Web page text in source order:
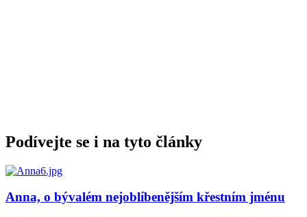
Podívejte se i na tyto články
Anna, o bývalém nejoblíbenějším křestním jménu